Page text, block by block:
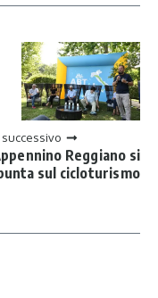
Reggiano si
sul cicloturismo